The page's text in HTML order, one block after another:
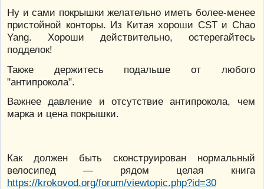
Ну и сами покрышки желательно иметь более-менее
пристойной конторы. Из Китая хороши CST и Chao
Yang. Хороши действительно, остерегайтесь
подделок!
Также держитесь подальше от любого
"антипрокола".
Важнее давление и отсутствие антипрокола, чем
марка и цена покрышки.
Как должен быть сконструирован нормальный
велосипед — рядом целая книга
https://krokovod.org/forum/viewtopic.php?id=30